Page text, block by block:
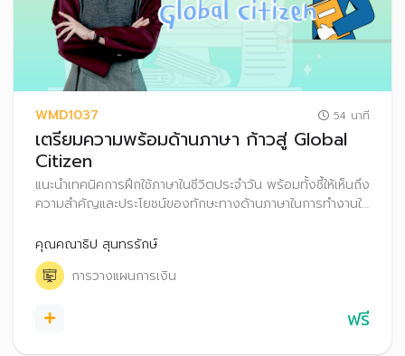
WMD1037 54 นาที
เตรียมความพร้อมด้านภาษา ก้าวสู่ Global
Citizen
แนะนำเทคนิคการฝึกใช้ภาษาในชีวิตประจำวัน พร้อมทั้งชี้ให้เห็นถึง
ความสำคัญและประโยชน์ของทักษะทางด้านภาษาในการทำงานให้
เป้าหมายชีวิตในระยะต่าง ๆ
คุณคณาธิป สุนทรรักษ์
การวางแผนการเงิน
ฟรี